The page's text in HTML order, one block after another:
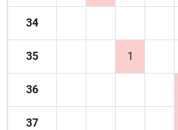
34
35 1
36
37